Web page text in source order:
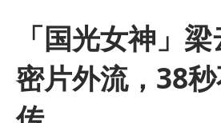
「国光女神」
密片外流，38